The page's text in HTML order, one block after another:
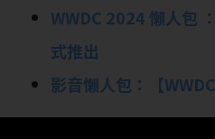
WWDC 2024 懶人包
式推出
影音懶人包：【